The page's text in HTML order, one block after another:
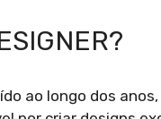
ao longo dos